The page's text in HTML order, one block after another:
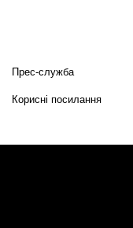
Прес-служба
Корисні посилання